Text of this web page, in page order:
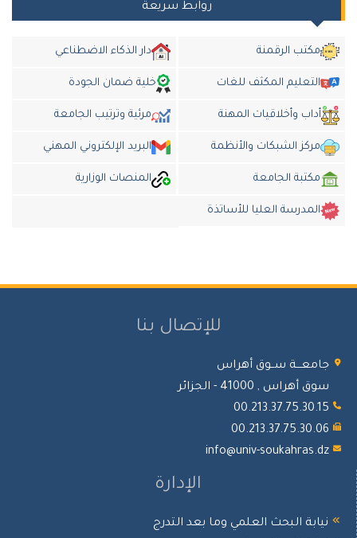
روابط سريعة
مكتب الرقمنة دار الذكاء الاضطناعي
التعليم المكثف للغات خلية ضمان الجودة
أداب وأخلاقيات المهنة مرئية وترتيب الجامعة
مركز الشبكات والأنظمة البريد الإلكتروني المهني
مكتبة الجامعة المنصات الوزارية
المدرسة العليا للأساتذة
للإتصال بنا
ســوق أهراس
أهراس , 41000 - الجزائر
info@univ-
الإدارة
البحث العلمي وما بعد التدرج